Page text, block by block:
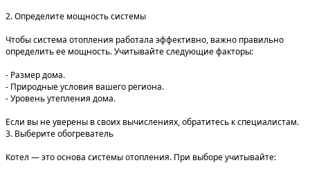
2. Определите мощность системы
Чтобы система отопления работала эффективно, важно правильно
определить ее мощность. Учитывайте следующие факторы:
- Размер дома.
- Природные условия вашего региона.
- Уровень утепления дома.
Если вы не уверены в своих вычислениях, обратитесь к специалистам.
3. Выберите обогреватель
Котел — это основа системы отопления. При выборе учитывайте: